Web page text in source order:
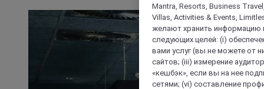
Mantra, Resorts, Business
Villas, Activities & Events,
желают хранить информацию
следующих целей: (i)
вами услуг (вы не можете от
сайтов; (iii) измерение
«кешбэк», если вы на нее
сетями; (vi) составление